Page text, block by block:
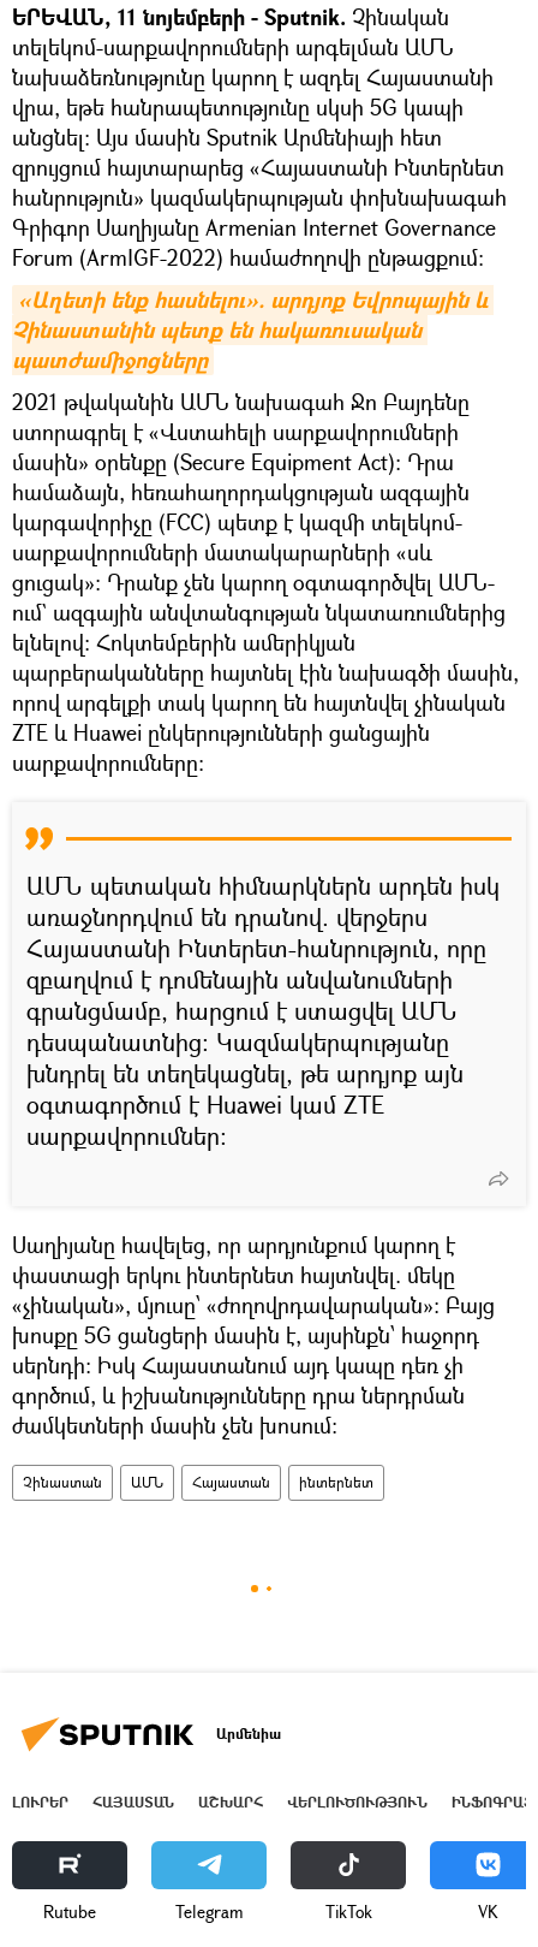
ԵՐԵՎԱՆ, 11 նոյեմբերի - Sputnik. Չինական
տելեկոմ-սարքավորումների արգելման ԱՄՆ
նախաձեռնությունը կարող է ազդել Հայաստանի
վրա, եթե հանրապետությունը սկսի 5G կապի
անցնել: Այս մասին Sputnik Արմենիայի հետ
զրույցում հայտարարեց «Հայաստանի Ինտերնետ
հանրություն» կազմակերպության փոխնախագահ
Գրիգոր Սաղիյանը Armenian Internet Governance
Forum (ArmIGF-2022) համաժողովի ընթացքում:
«Աղետի ենք հասնելու». արդյոք Եվրոպային և
Չինաստանին պետք են հակառուսական
պատժամիջոցները
2021 թվականին ԱՄՆ նախագահ Ջո Բայդենը
ստորագրել է «Վստահելի սարքավորումների
մասին» օրենքը (Secure Equipment Act)։ Դրա
համաձայն, հեռահաղորդակցության ազգային
կարգավորիչը (FCC) պետք է կազմի տելեկոմ-
սարքավորումների մատակարարների «սև
ցուցակ»: Դրանք չեն կարող օգտագործվել ԱՄՆ-
ում` ազգային անվտանգության նկատառումներից
ելնելով։ Հոկտեմբերին ամերիկյան
պարբերականները հայտնել էին նախագծի մասին,
որով արգելքի տակ կարող են հայտնվել չինական
ZTE և Huawei ընկերությունների ցանցային
սարքավորումները։
ԱՄՆ պետական հիմնարկներն արդեն իսկ
առաջնորդվում են դրանով. վերջերս
Հայաստանի Ինտերետ-հանրություն, որը
զբաղվում է դոմենային անվանումների
գրանցմամբ, հարցում է ստացվել ԱՄՆ
դեսպանատնից։ Կազմակերպությանը
խնդրել են տեղեկացնել, թե արդյոք այն
օգտագործում է Huawei կամ ZTE
սարքավորումներ:
Սաղիյանը հավելեց, որ արդյունքում կարող է
փաստացի երկու ինտերնետ հայտնվել. մեկը
«չինական», մյուսը՝ «ժողովրդավարական»։ Բայց
խոսքը 5G ցանցերի մասին է, այսինքն՝ հաջորդ
սերնդի: Իսկ Հայաստանում այդ կապը դեռ չի
գործում, և իշխանությունները դրա ներդրման
ժամկետների մասին չեն խոսում։
Չինաստան ԱՄՆ Հայաստան ինտերնետ
Արմենիա
ԼՈՒՐԵՐ ՀԱՅԱՍՏԱՆ ԱՇԽԱՐՀ ՎԵՐԼՈՒԾՈՒԹՅՈՒՆ
Rutube Telegram ТikТоk VK